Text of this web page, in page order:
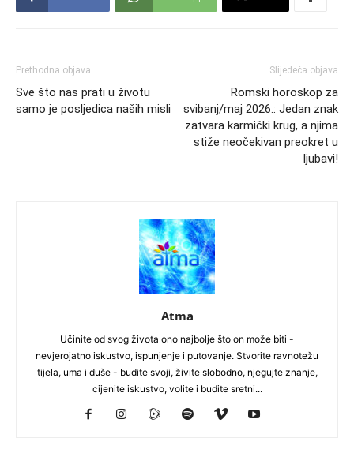
Prethodna objava
Sve što nas prati u životu
samo je posljedica naših misli
Slijedeća objava
Romski horoskop za
svibanj/maj 2026.: Jedan znak
zatvara karmički krug, a njima
stiže neočekivan preokret u
ljubavi!
Atma
Učinite od svog života ono najbolje što on može biti -
nevjerojatno iskustvo, ispunjenje i putovanje. Stvorite ravnotežu
tijela, uma i duše - budite svoji, živite slobodno, njegujte znanje,
cijenite iskustvo, volite i budite sretni...